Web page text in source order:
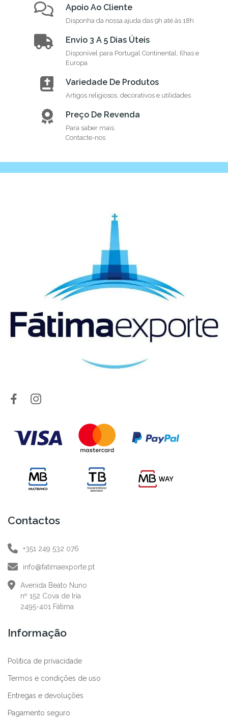
Apoio Ao Cliente
Disponha da nossa ajuda das 9h até às 18h
Envio 3 A 5 Dias Úteis
Disponível para Portugal Continental, Ilhas e
Europa
Variedade De Produtos
Artigos religiosos, decorativos e utilidades
Preço De Revenda
Para saber mais.
Contacte-nos
Contactos
+351 249 532 076
info@fatimaexporte.pt
Avenida Beato Nuno
nº 152 Cova de Iria
2495-401 Fátima
Informação
Política de privacidade
Termos e condições de uso
Entregas e devoluções
Pagamento seguro